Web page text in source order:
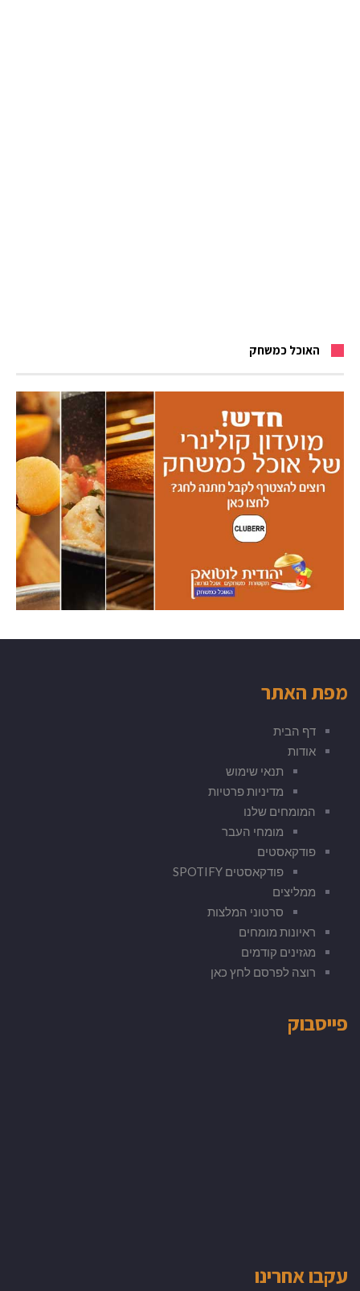
האוכל כמשחק
מפת האתר
דף הבית
אודות
תנאי שימוש
מדיניות פרטיות
המומחים שלנו
מומחי העבר
פודקאסטים
פודקאסטים SPOTIFY
ממליצים
סרטוני המלצות
ראיונות מומחים
מגזינים קודמים
רוצה לפרסם לחץ כאן
פייסבוק
עקבו אחרינו